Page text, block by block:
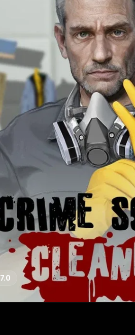
7.0